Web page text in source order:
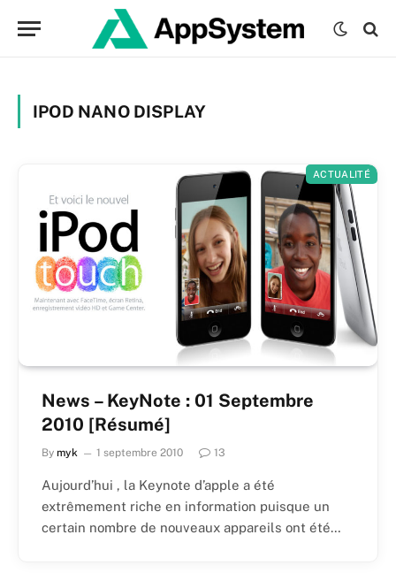
IPOD NANO DISPLAY
ACTUALITÉ
News – KeyNote : 01 Septembre
2010 [Résumé]
By myk 1 septembre 2010 13
Aujourd’hui , la Keynote d’apple a été
extrêmement riche en information puisque un
certain nombre de nouveaux appareils ont été…